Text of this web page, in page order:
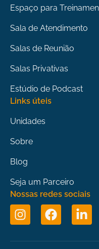
Espaço para
Sala de Atendimento
Salas de Reunião
Salas Privativas
Estúdio de Podcast
Links úteis
Unidades
Sobre
Blog
Seja um Parceiro
Nossas redes sociais